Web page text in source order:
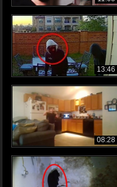
13:46
08:28